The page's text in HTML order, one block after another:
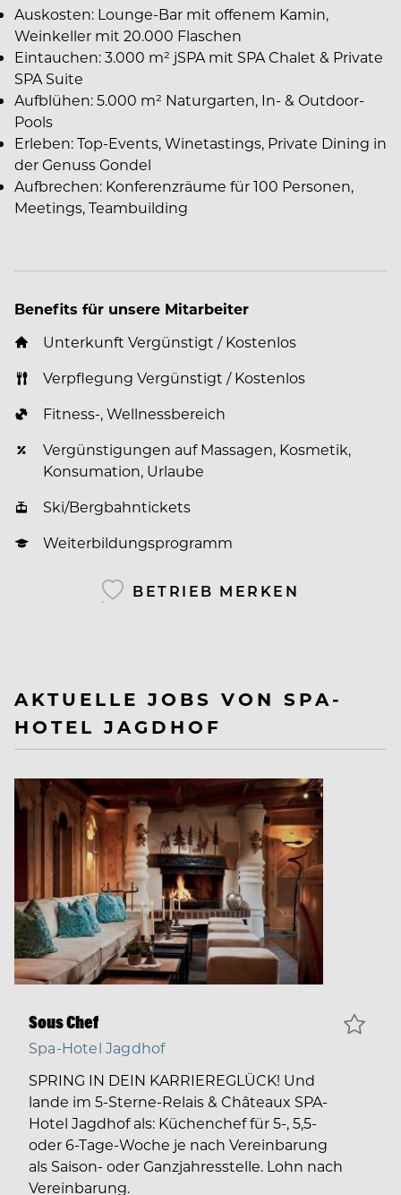
Auskosten: Lounge-Bar mit offenem Kamin,
Weinkeller mit 20.000 Flaschen
Eintauchen: 3.000 m² jSPA mit SPA Chalet & Private
SPA Suite
Aufblühen: 5.000 m² Naturgarten, In- & Outdoor-
Pools
Erleben: Top-Events, Winetastings, Private Dining in
der Genuss Gondel
Aufbrechen: Konferenzräume für 100 Personen,
Meetings, Teambuilding
Benefits für unsere Mitarbeiter
Unterkunft Vergünstigt / Kostenlos
Verpflegung Vergünstigt / Kostenlos
Fitness-, Wellnessbereich
Vergünstigungen auf Massagen, Kosmetik,
Konsumation, Urlaube
Ski/Bergbahntickets
Weiterbildungsprogramm
BETRIEB MERKEN
AKTUELLE JOBS VON SPA-
HOTEL JAGDHOF
Sous Chef
Spa-Hotel Jagdhof
SPRING IN DEIN KARRIEREGLÜCK! Und
lande im 5-Sterne-Relais & Châteaux SPA-
Hotel Jagdhof als: Küchenchef für 5-, 5,5-
oder 6-Tage-Woche je nach Vereinbarung
als Saison- oder Ganzjahresstelle. Lohn nach
Vereinbarung.